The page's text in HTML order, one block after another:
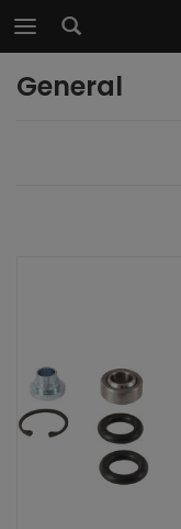
General